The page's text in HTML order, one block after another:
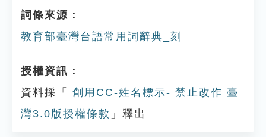
詞條來源：
教育部臺灣台語常用詞辭典_刻
授權資訊：
資料採「
創用CC-姓名標示- 禁止改作 臺
灣3.0版授權條款 」釋出